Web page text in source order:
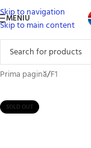
Skip to navigation
Skip to main content
MENIU
Prima pagină/F1
SOLD OUT